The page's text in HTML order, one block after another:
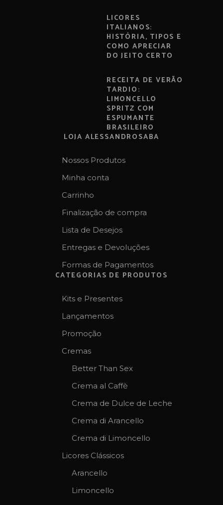
LICORES
ITALIANOS:
HISTÓRIA, TIPOS E
COMO APRECIAR
DO JEITO CERTO
RECEITA DE VERÃO
TARDIO:
LIMONCELLO
SPRITZ COM
ESPUMANTE
BRASILEIRO
LOJA ALESSANDROSABA
Nossos Produtos
Minha conta
Carrinho
Finalização de compra
Lista de Desejos
Entregas e Devoluções
Formas de Pagamentos
CATEGORIAS DE PRODUTOS
Kits e Presentes
Lançamentos
Promoção
Cremas
Better Than Sex
Crema al Caffè
Crema de Dulce de Leche
Crema di Arancello
Crema di Limoncello
Licores Clássicos
Arancello
Limoncello